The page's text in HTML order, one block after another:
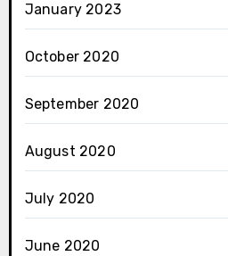
January 2023
October 2020
September 2020
August 2020
July 2020
June 2020